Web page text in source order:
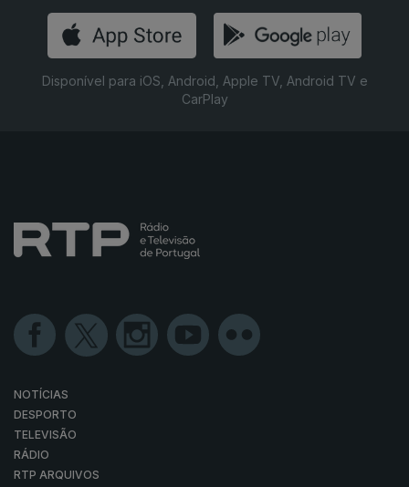
Disponível para iOS, Android, Apple TV, Android TV e
CarPlay
NOTÍCIAS
DESPORTO
TELEVISÃO
RÁDIO
RTP ARQUIVOS